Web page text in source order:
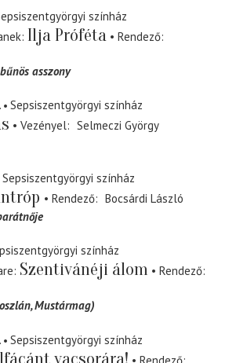
színház
Ilja Próféta
Rendező
asszony
Sepsiszentgyörgyi színház
Vezényel
Selmeczi György
Sepsiszentgyörgyi színház
Rendező
Bocsárdi László
színház
Szentivánéji álom
Rendező
Mustármag)
Sepsiszentgyörgyi színház